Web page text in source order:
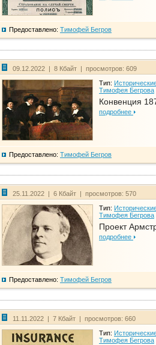
Предоставлено: Тимофей Бегров
09.12.2022 | 8 Кбайт | просмотров: 609
Тип:
Тимофея Бегрова
Конвенция
подробнее
Предоставлено: Тимофей Бегров
25.11.2022 | 6 Кбайт | просмотров: 570
Тип:
Тимофея Бегрова
Проект
подробнее
Предоставлено: Тимофей Бегров
11.11.2022 | 7 Кбайт | просмотров: 660
Тип:
Тимофея Бегрова